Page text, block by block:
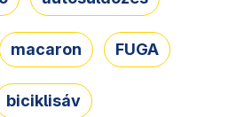
macaron FUGA
biciklisáv